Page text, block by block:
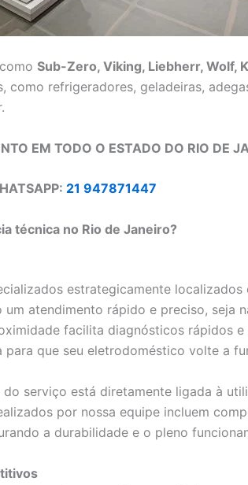
Sub-Zero, Viking, Liebherr, Wolf,
como refrigeradores, geladeiras,
EM TODO O ESTADO DO RIO DE
21 947871447
técnica no Rio de Janeiro?
estrategicamente localizados
atendimento rápido e preciso, seja
facilita diagnósticos rápidos e
que seu eletrodoméstico volte a
serviço está diretamente ligada à
por nossa equipe incluem
a durabilidade e o pleno